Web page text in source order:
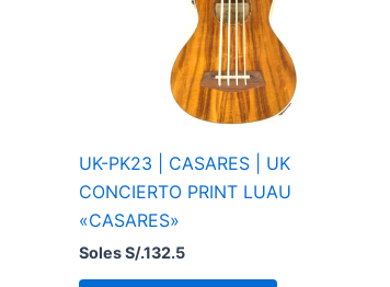
UK-PK23 | CASARES | UK
CONCIERTO PRINT LUAU
«CASARES»
Soles S/.132.5